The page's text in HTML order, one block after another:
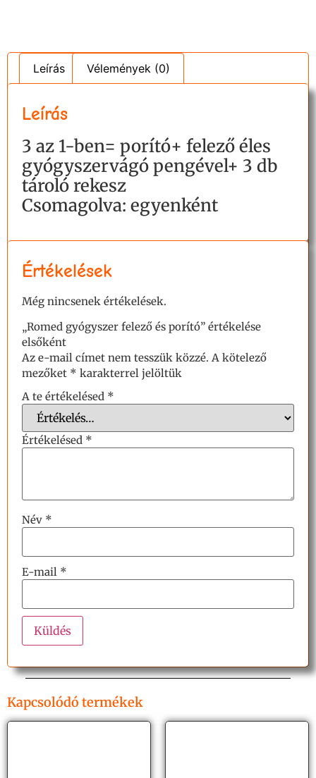
Leírás Vélemények (0)
Leírás
3 az 1-ben= porító+ felező éles
gyógyszervágó pengével+ 3 db
tároló rekesz
Csomagolva: egyenként
Értékelések
Még nincsenek értékelések.
„Romed gyógyszer felező és porító” értékelése
elsőként
Az e-mail címet nem tesszük közzé. A kötelező
mezőket * karakterrel jelöltük
A te értékelésed *
Értékelésed *
Név *
E-mail *
Kapcsolódó termékek